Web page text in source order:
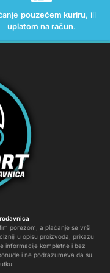
pouzećem kuriru, ili
uplatom na račun.
porezom, a plaćanje se vrši
u opisu proizvoda, prikazu
informacije kompletne i bez
i ne podrazumeva da su